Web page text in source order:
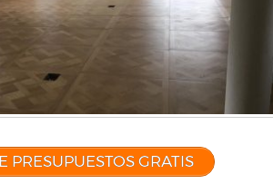
PRESUPUESTOS GRATIS